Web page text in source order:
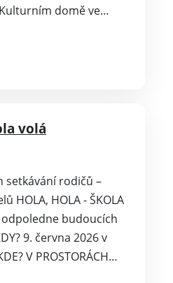
domě ve…
volá
setkávání rodičů –
HOLA, HOLA - ŠKOLA
odpoledne budoucích
9. června 2026 v
V PROSTORÁCH…